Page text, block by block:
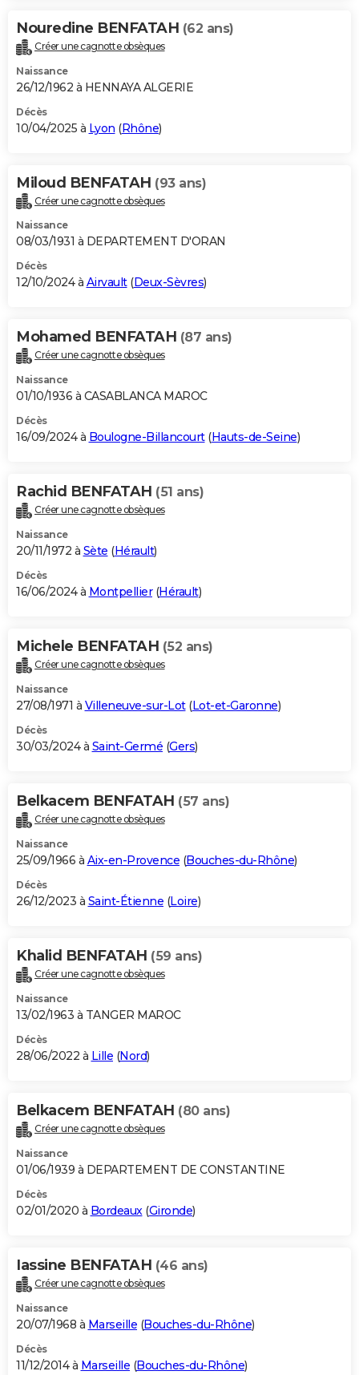
Nouredine BENFATAH (62 ans)
Créer une cagnotte obsèques
Naissance
26/12/1962 à HENNAYA ALGERIE
Décès
10/04/2025 à Lyon (Rhône)
Miloud BENFATAH (93 ans)
Créer une cagnotte obsèques
Naissance
08/03/1931 à DEPARTEMENT D'ORAN
Décès
12/10/2024 à Airvault(Deux-Sèvres)
Mohamed BENFATAH (87 ans)
Créer une cagnotte obsèques
Naissance
01/10/1936 à CASABLANCA MAROC
Décès
16/09/2024 à Boulogne-Billancourt(Hauts-de-Seine)
Rachid BENFATAH (51 ans)
Créer une cagnotte obsèques
Naissance
20/11/1972 à Sète (Hérault)
Décès
16/06/2024 à Montpellier(Hérault)
Michele BENFATAH (52 ans)
Créer une cagnotte obsèques
Naissance
27/08/1971 à Villeneuve-sur-Lot(Lot-et-Garonne)
Décès
30/03/2024 à Saint-Germé (Gers)
Belkacem BENFATAH (57 ans)
Créer une cagnotte obsèques
Naissance
25/09/1966 à Aix-en-Provence (Bouches-du-Rhône)
Décès
26/12/2023 à Saint-Étienne (Loire)
Khalid BENFATAH (59 ans)
Créer une cagnotte obsèques
Naissance
13/02/1963 à TANGER MAROC
Décès
28/06/2022 à Lille (Nord)
Belkacem BENFATAH (80 ans)
Créer une cagnotte obsèques
Naissance
01/06/1939 à DEPARTEMENT DE CONSTANTINE
Décès
02/01/2020 à Bordeaux(Gironde)
Iassine BENFATAH (46 ans)
Créer une cagnotte obsèques
Naissance
20/07/1968 à Marseille (Bouches-du-Rhône)
Décès
11/12/2014 à Marseille (Bouches-du-Rhône)